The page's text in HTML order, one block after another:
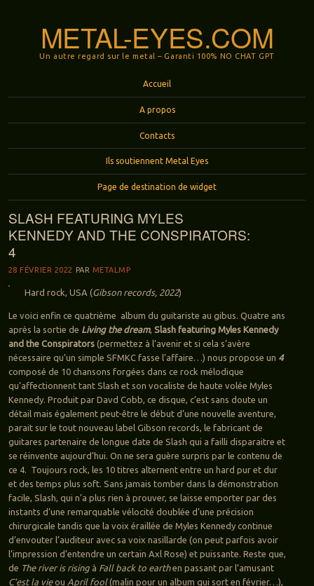
METAL-EYES.COM
Un autre regard sur le metal – Garanti 100% NO CHAT GPT
Accueil
A propos
Contacts
Ils soutiennent Metal Eyes
Page de destination de widget
SLASH FEATURING MYLES
KENNEDY AND THE CONSPIRATORS:
4
28 FÉVRIER 2022 PAR METALMP
Hard rock, USA (Gibson records, 2022)
Le voici enfin ce quatrième album du guitariste au gibus. Quatre ans
après la sortie de Living the dream, Slash featuring Myles Kennedy
and the Conspirators(permettez à l’avenir et si cela s’avère
nécessaire qu’un simple SFMKC fasse l’affaire…) nous propose un 4
composé de 10 chansons forgées dans ce rock mélodique
qu’affectionnent tant Slash et son vocaliste de haute volée Myles
Kennedy. Produit par Davd Cobb, ce disque, c’est sans doute un
détail mais également peut-être le début d’une nouvelle aventure,
parait sur le tout nouveau label Gibson records, le fabricant de
guitares partenaire de longue date de Slash qui a failli disparaitre et
se réinvente aujourd’hui. On ne sera guère surpris par le contenu de
ce 4. Toujours rock, les 10 titres alternent entre un hard pur et dur
et des temps plus soft. Sans jamais tomber dans la démonstration
facile, Slash, qui n’a plus rien à prouver, se laisse emporter par des
instants d’une remarquable vélocité doublée d’une précision
chirurgicale tandis que la voix éraillée de Myles Kennedy continue
d’envouter l’auditeur avec sa voix nasillarde (on peut parfois avoir
l’impression d’entendre un certain Axl Rose) et puissante. Reste que,
de The river is rising à Fall back to earthen passant par l’amusant
C’est la vieou April fool(malin pour un album qui sort en février…),